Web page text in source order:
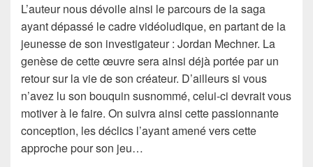
L’auteur nous dévoile ainsi le parcours de la saga
ayant dépassé le cadre vidéoludique, en partant de la
jeunesse de son investigateur : Jordan Mechner. La
genèse de cette œuvre sera ainsi déjà portée par un
retour sur la vie de son créateur. D’ailleurs si vous
n’avez lu son bouquin susnommé, celui-ci devrait vous
motiver à le faire. On suivra ainsi cette passionnante
conception, les déclics l’ayant amené vers cette
approche pour son jeu…